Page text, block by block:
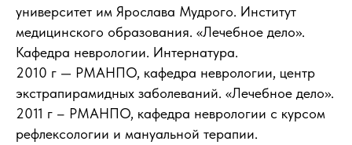
университет им Ярослава Мудрого. Институт
медицинского образования. «Лечебное дело».
Кафедра неврологии. Интернатура.
2010 г — РМАНПО, кафедра неврологии, центр
экстрапирамидных заболеваний. «Лечебное дело».
2011 г – РМАНПО, кафедра неврологии с курсом
рефлексологии и мануальной терапии.